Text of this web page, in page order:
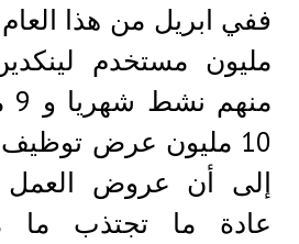
10 مليون عرض
إلى أن عروض